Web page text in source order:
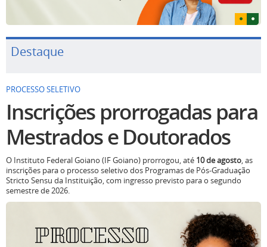
Destaque
PROCESSO SELETIVO
Inscrições prorrogadas para
Mestrados e Doutorados
O Instituto Federal Goiano (IF Goiano) prorrogou, até 10 de agosto, as
inscrições para o processo seletivo dos Programas de Pós-Graduação
Stricto Sensu da Instituição, com ingresso previsto para o segundo
semestre de 2026.